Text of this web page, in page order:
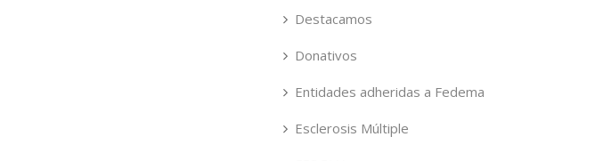
Destacamos
Donativos
Entidades adheridas a Fedema
Esclerosis Múltiple